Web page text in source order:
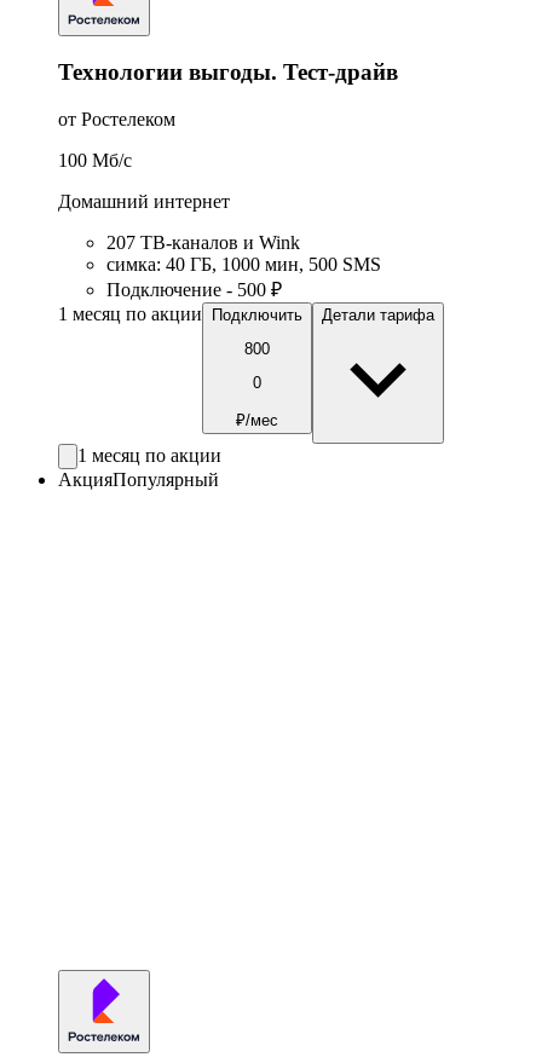
Технологии выгоды. Тест-драйв
от Ростелеком
100 Мб/c
Домашний интернет
207 ТВ-каналов и Wink
симка: 40 ГБ, 1000 мин, 500 SMS
Подключение - 500 ₽
1 месяц по акции
Подключить
800
0
₽/мес
Детали тарифа
1 месяц по акции
АкцияПопулярный